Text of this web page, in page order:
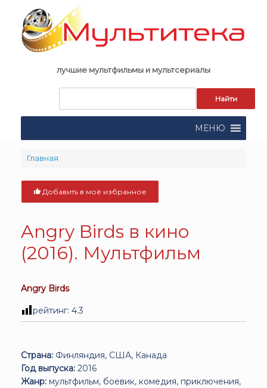
content
лучшие мультфильмы и мультсериалы
поиска:
МЕНЮ
Главная
Добавить в моё избранное
Angry Birds в кино
(2016). Мультфильм
Angry Birds
рейтинг: 4.3
Страна: Финляндия, США, Канада
Год выпуска: 2016
Жанр: мультфильм, боевик, комедия, приключения,